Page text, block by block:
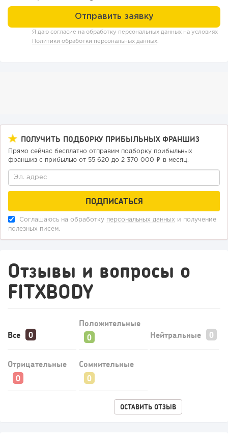
Прокат квадроциклов: инвестиции 2 млн рублей,
прибыль 300 тысяч...
Я даю согласие на обработку персональных данных на условиях
Политики обработки персональных данных.
ПОЛУЧИТЬ ПОДБОРКУ ПРИБЫЛЬНЫХ ФРАНШИЗ
Прямо сейчас бесплатно отправим подборку прибыльных
франшиз с прибылью от 55 620 до 2 370 000 ₽ в месяц.
Соглашаюсь на обработку персональных данных и получение
полезных писем.
Отзывы и вопросы о
FITXBODY
Все
Положительные
Нейтральные
Отрицательные Сомнительные
ОСТАВИТЬ ОТЗЫВ